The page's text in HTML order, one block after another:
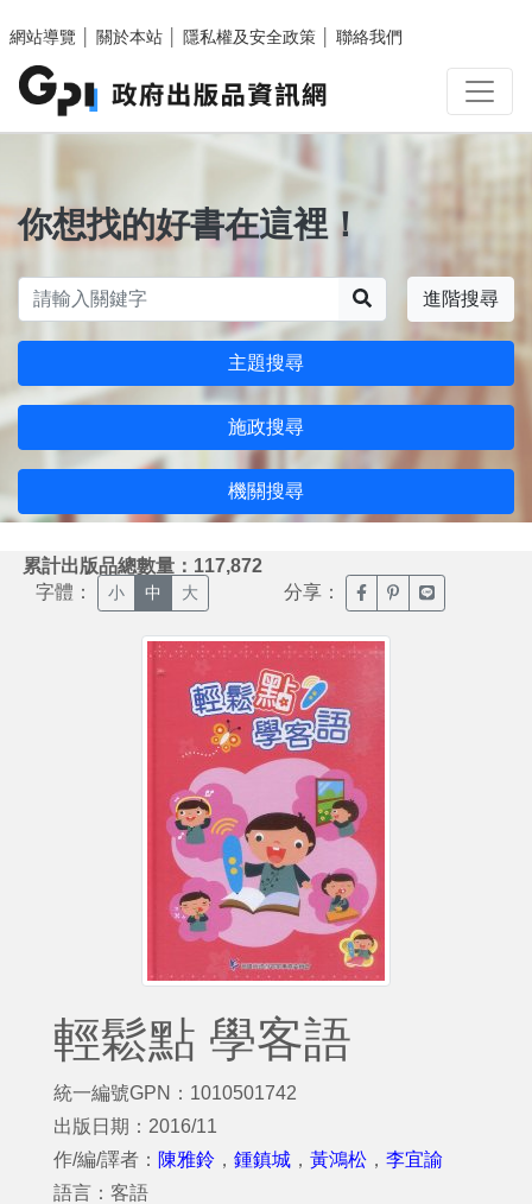
網站導覽
關於本站 隱私權及安全政策 聯絡我們
你想找的好書在這裡！
進階搜尋
主題搜尋
施政搜尋
機關搜尋
累計出版品總數量：117,872
字體： 小 中 大 分享： 臉書分享(另開新視窗)
噗浪分享(另開新
Line分享(另
輕鬆點 學客語
統一編號GPN：1010501742
出版日期：2016/11
作/編/譯者： 陳雅鈴 ， 鍾鎮城 ， 黃鴻松 ， 李宜諭
語言：客語